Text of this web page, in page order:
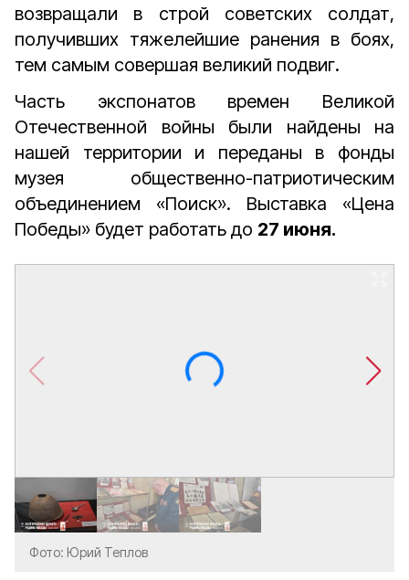
возвращали в строй советских солдат,
получивших тяжелейшие ранения в боях,
тем самым совершая великий подвиг.
Часть экспонатов времен Великой
Отечественной войны были найдены на
нашей территории и переданы в фонды
музея общественно-патриотическим
объединением «Поиск». Выставка «Цена
Победы» будет работать до 27 июня.
Фото: Юрий Теплов